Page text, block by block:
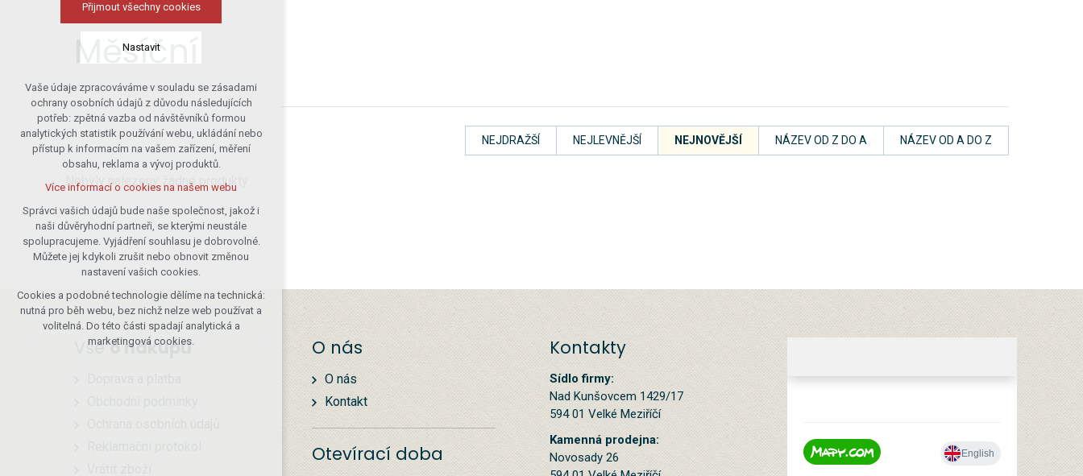
Měsíční
NEJDRAŽŠÍ NEJLEVNĚJŠÍ NEJNOVĚJŠÍ NÁZEV OD Z DO A NÁZEV OD A DO Z
Nebyly nalezeny žádné produkty
Všeo nákupu O nás
O nás
Kontakt
Otevírací doba
Kontakty
Sídlo firmy:
Nad Kunšovcem 1429/17
594 01 Velké Meziříčí
Kamenná prodejna:
Novosady 26
Přijmout všechny cookies
Nastavit
Technická cookies
nutná pro provozování webu
udržení kontextu stránek (session):
případná přihlášení, volby jazyka, apod.
Volitelná cookies
analytická pro anonymizované
vyhodnocení návštěvnosti
marketingová cookies (Google)
Více informací o cookies na našem webu
Přijmout všechny cookies
Odmítnout vše
Vaše údaje zpracováváme v souladu se zásadami
ochrany osobních údajů z důvodu následujících
potřeb: zpětná vazba od návštěvníků formou
analytických statistik používání webu, ukládání nebo
přístup k informacím na vašem zařízení, měření
obsahu, reklama a vývoj produktů.
Více informací o cookies na našem webu
Správci vašich údajů bude naše společnost, jakož i
naši důvěryhodní partneři, se kterými neustále
spolupracujeme. Vyjádření souhlasu je dobrovolné.
Můžete jej kdykoli zrušit nebo obnovit změnou
nastavení vašich cookies.
Cookies a podobné technologie dělíme na technická:
nutná pro běh webu, bez nichž nelze web používat a
volitelná. Do této části spadají analytická a
marketingová cookies.